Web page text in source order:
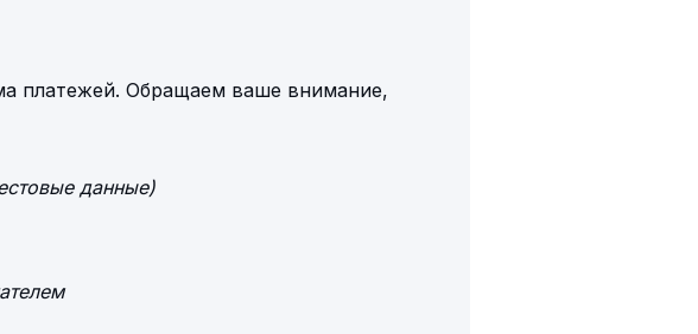
платежей. Обращаем ваше внимание,
данные)